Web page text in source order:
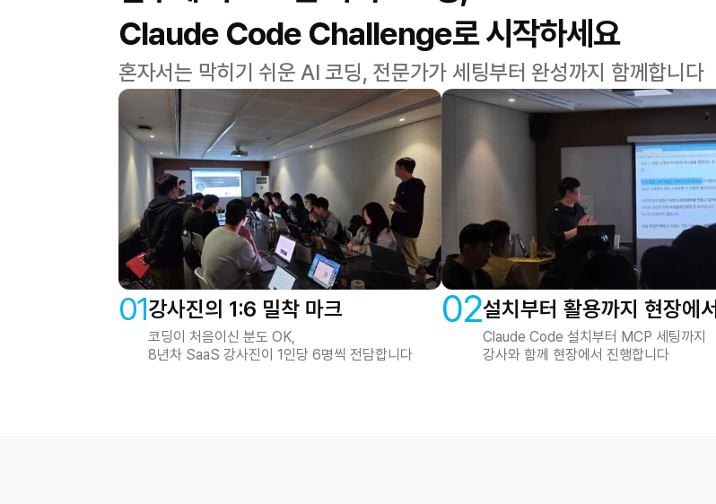
Claude Code Challenge로 시작하세요
혼자서는 막히기 쉬운 AI 코딩, 전문가가 세팅부터 완성까지 함께합니다
01강사진의 1:6 밀착 마크
코딩이 처음이신 분도 OK,
8년차 SaaS 강사진이 1인당 6명씩 전담합니다
02설치부터 활용까지 현장에서
Claude Code 설치부터 MCP 세팅까지
강사와 함께 현장에서 진행합니다